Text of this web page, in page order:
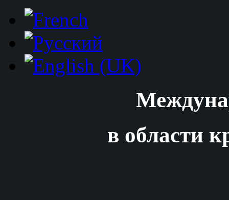
в области